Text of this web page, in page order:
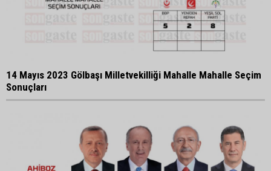
14 Mayıs 2023 Gölbaşı Milletvekilliği Mahalle Mahalle Seçim
Sonuçları